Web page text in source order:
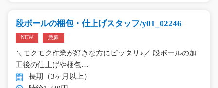
段ボールの梱包・仕上げスタッフ/y01_02246
NEW 急募
＼モクモク作業が好きな方にピッタリ♪／ 段ボールの加
工後の仕上げや梱包…
長期（3ヶ月以上）